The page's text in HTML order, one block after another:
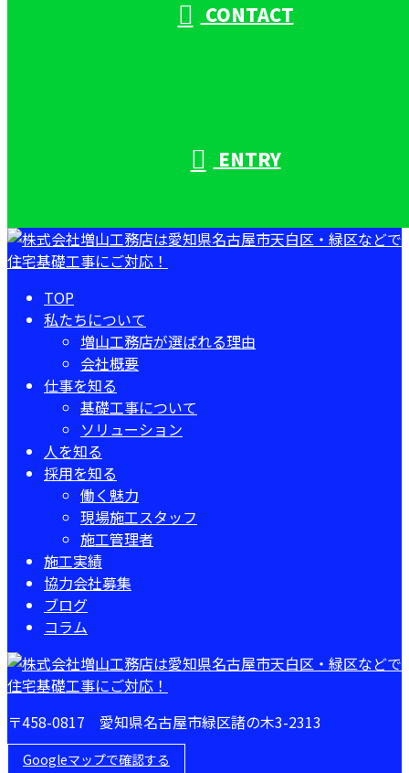
CONTACT
ENTRY
TOP
私たちについて
増山工務店が選ばれる理由
会社概要
仕事を知る
基礎工事について
ソリューション
人を知る
採用を知る
働く魅力
現場施工スタッフ
施工管理者
施工実績
協力会社募集
ブログ
コラム
〒458-0817 愛知県名古屋市緑区諸の木3-2313
Googleマップで確認する